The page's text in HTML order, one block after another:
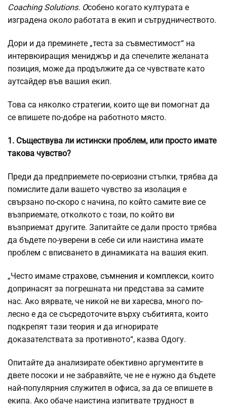
Coaching Solutions. Особено когато културата е
изградена около работата в екип и сътрудничеството.
Дори и да преминете „теста за съвместимост“ на
интервюиращия мениджър и да спечелите желаната
позиция, може да продължите да се чувствате като
аутсайдер във вашия екип.
Това са няколко стратегии, които ще ви помогнат да
се впишете по-добре на работното място.
1. Съществува ли истински проблем, или просто имате
такова чувство?
Преди да предприемете по-сериозни стъпки, трябва да
помислите дали вашето чувство за изолация е
свързано по-скоро с начина, по който самите вие се
възприемате, отколкото с този, по който ви
възприемат другите. Запитайте се дали просто трябва
да бъдете по-уверени в себе си или наистина имате
проблем с вписването в динамиката на вашия екип.
„Често имаме страхове, съмнения и комплекси, които
допринасят за погрешната ни представа за самите
нас. Ако вярвате, че никой не ви харесва, много по-
лесно е да се съсредоточите върху събитията, които
подкрепят тази теория и да игнорирате
доказателствата за противното“, казва Одогу.
Опитайте да анализирате обективно аргументите в
двете посоки и не забравяйте, че не е нужно да бъдете
най-популярния служител в офиса, за да се впишете в
екипа. Ако обаче наистина изпитвате трудност в